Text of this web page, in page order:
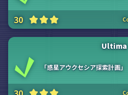
30
Ultima
「惑星アウクセシア探索計画